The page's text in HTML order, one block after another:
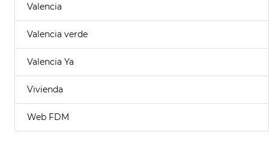
Valencia
Valencia verde
Valencia Ya
Vivienda
Web FDM